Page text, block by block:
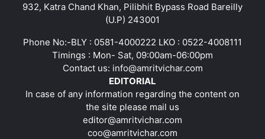
932, Katra Chand Khan, Pilibhit Bypass Road Bareilly
(U.P) 243001
Phone No:-BLY : 0581-4000222 LKO : 0522-4008111
Timings : Mon- Sat, 09:00am-06:00pm
Contact us: info@amritvichar.com
EDITORIAL
In case of any information regarding the content on
the site please mail us
editor@amritvichar.com
coo@amritvichar.com